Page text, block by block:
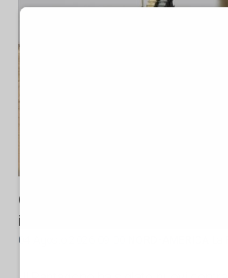
Guerra all'Iran, scorte USA al
investe miliardi per ricostituire
04 Agosto 2026 09:00